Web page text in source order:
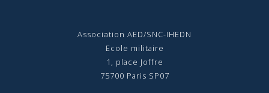
Association AED/SNC-IHEDN
Ecole militaire
1, place Joffre
75700 Paris SP07